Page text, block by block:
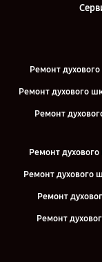
Ремонт
Ремонт духового
Ремонт
Ремонт
Ремонт духового
Ремонт
Ремонт